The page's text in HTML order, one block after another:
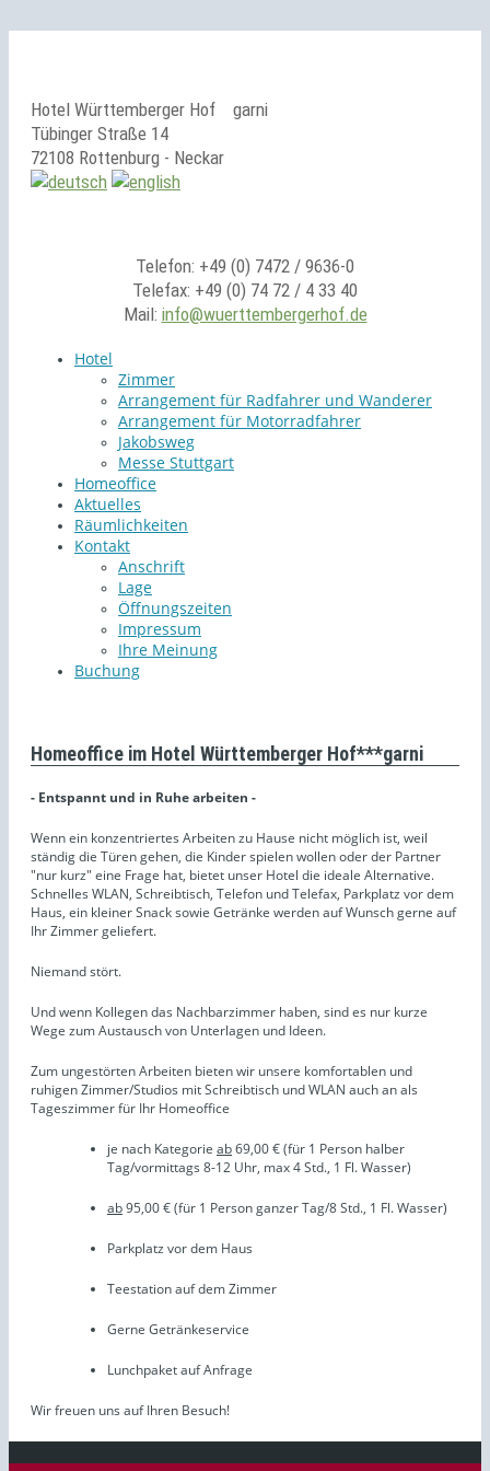
Hotel Württemberger Hof
garni
Tübinger Straße 14
72108 Rottenburg - Neckar
Telefon: +49 (0) 7472 / 9636-0
Telefax: +49 (0) 74 72 / 4 33 40
Mail: info@wuerttembergerhof.de
Hotel
Zimmer
Arrangement für Radfahrer und Wanderer
Arrangement für Motorradfahrer
Jakobsweg
Messe Stuttgart
Homeoffice
Aktuelles
Räumlichkeiten
Kontakt
Anschrift
Lage
Öffnungszeiten
Impressum
Ihre Meinung
Buchung
Homeoffice im Hotel Württemberger Hof***garni
- Entspannt und in Ruhe arbeiten -
Wenn ein konzentriertes Arbeiten zu Hause nicht möglich ist, weil
ständig die Türen gehen, die Kinder spielen wollen oder der Partner
"nur kurz" eine Frage hat, bietet unser Hotel die ideale Alternative.
Schnelles WLAN, Schreibtisch, Telefon und Telefax, Parkplatz vor dem
Haus, ein kleiner Snack sowie Getränke werden auf Wunsch gerne auf
Ihr Zimmer geliefert.
Niemand stört.
Und wenn Kollegen das Nachbarzimmer haben, sind es nur kurze
Wege zum Austausch von Unterlagen und Ideen.
Zum ungestörten Arbeiten bieten wir unsere komfortablen und
ruhigen Zimmer/Studios mit Schreibtisch und WLAN auch an als
Tageszimmer für Ihr Homeoffice
je nach Kategorie ab69,00 € (für 1 Person halber
Tag/vormittags 8-12 Uhr, max 4 Std., 1 Fl. Wasser)
ab95,00 € (für 1 Person ganzer Tag/8 Std., 1 Fl. Wasser)
Parkplatz vor dem Haus
Teestation auf dem Zimmer
Gerne Getränkeservice
Lunchpaket auf Anfrage
Wir freuen uns auf Ihren Besuch!